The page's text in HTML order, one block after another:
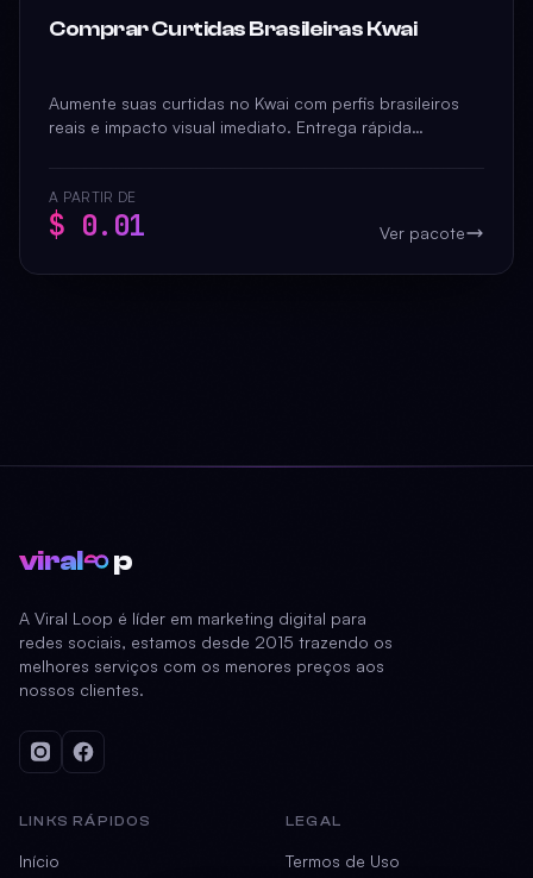
Comprar Curtidas Brasileiras Kwai
Aumente suas curtidas no Kwai com perfis brasileiros
reais e impacto visual imediato. Entrega rápida
A PARTIR DE
$ 0.01 Ver pacote
viral p
A Viral Loop é líder em marketing digital para
redes sociais, estamos desde 2015 trazendo os
melhores serviços com os menores preços aos
nossos clientes.
LINKS RÁPIDOS
Início
LEGAL
Termos de Uso